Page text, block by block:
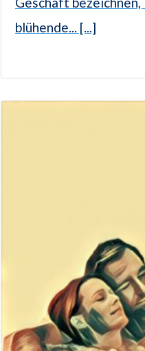
blühende... [...]